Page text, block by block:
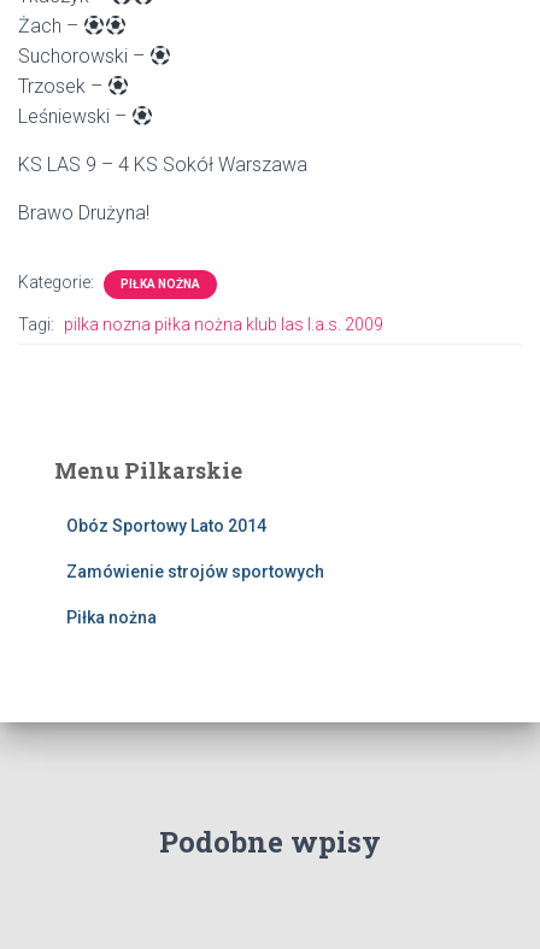
Żach –
Suchorowski –
Trzosek –
Leśniewski –
KS LAS 9 – 4 KS Sokół Warszawa
Brawo Drużyna!
Kategorie: PIŁKA NOŻNA
Tagi: pilka nozna piłka nożna klub las l.a.s. 2009
Menu Pilkarskie
Obóz Sportowy Lato 2014
Zamówienie strojów sportowych
Piłka nożna
Podobne wpisy